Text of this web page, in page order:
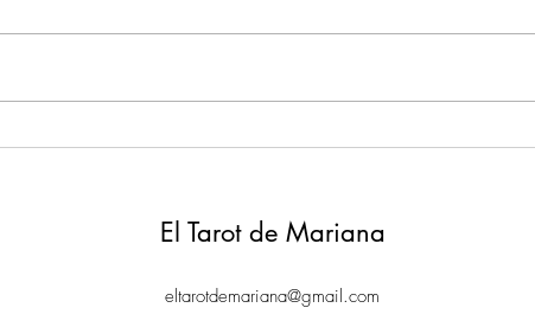
MIENTRAS TANTO | Una
(15.03.2020)
TIP
El Tarot de Mariana
eltarotdemariana@gmail.com